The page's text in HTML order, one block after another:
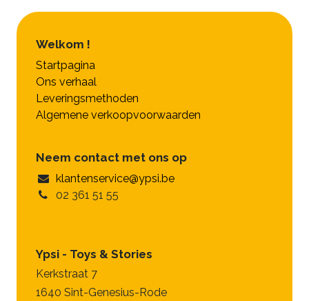
Welkom !
Startpagina
Ons verhaal
Leveringsmethoden
Algemene verkoopvoorwaarden
Neem contact met ons op
klantenservice@ypsi.be
02 361 51 55
Ypsi - Toys & Stories
Kerkstraat 7
1640 Sint-Genesius-Rode